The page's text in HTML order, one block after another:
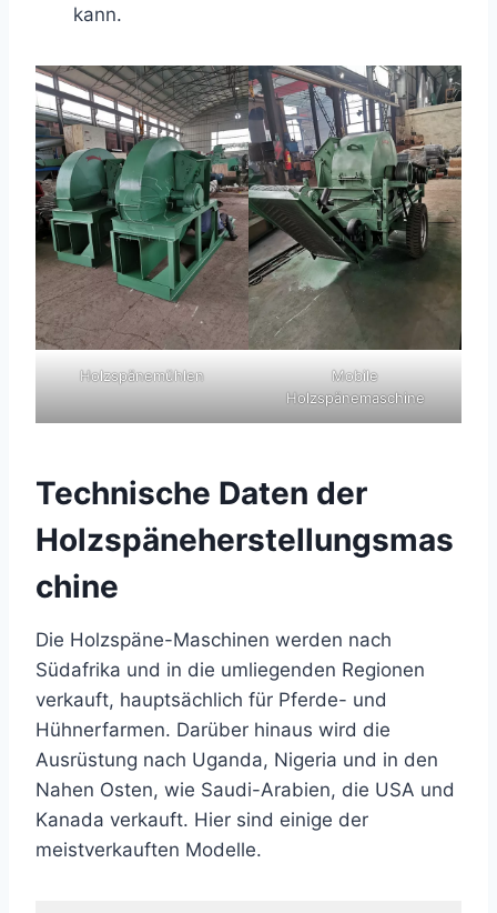
kann.
Holzspänemühlen
Mobile
Holzspänemaschine
Technische Daten der
Holzspäneherstellungsmas
chine
Die Holzspäne-Maschinen werden nach
Südafrika und in die umliegenden Regionen
verkauft, hauptsächlich für Pferde- und
Hühnerfarmen. Darüber hinaus wird die
Ausrüstung nach Uganda, Nigeria und in den
Nahen Osten, wie Saudi-Arabien, die USA und
Kanada verkauft. Hier sind einige der
meistverkauften Modelle.